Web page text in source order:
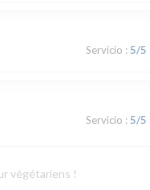
Servicio : 5/5
Servicio : 5/5
végétariens !